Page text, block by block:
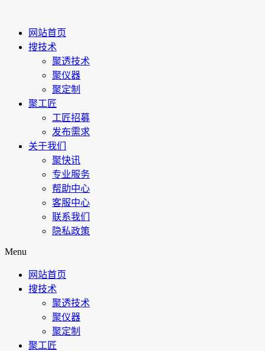
网站首页
搜技术
聚透技术
聚仪器
聚定制
聚工匠
工匠招募
发布需求
关于我们
聚快讯
专业服务
帮助中心
客服中心
联系我们
隐私政策
Menu
网站首页
搜技术
聚透技术
聚仪器
聚定制
聚工匠